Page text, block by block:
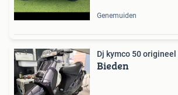
Genemuiden
Dj kymco 50 origineel
Bieden